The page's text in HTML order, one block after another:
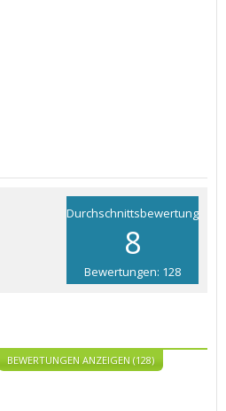
Durchschnittsbewertung
8
Bewertungen: 128
BEWERTUNGEN ANZEIGEN (128)